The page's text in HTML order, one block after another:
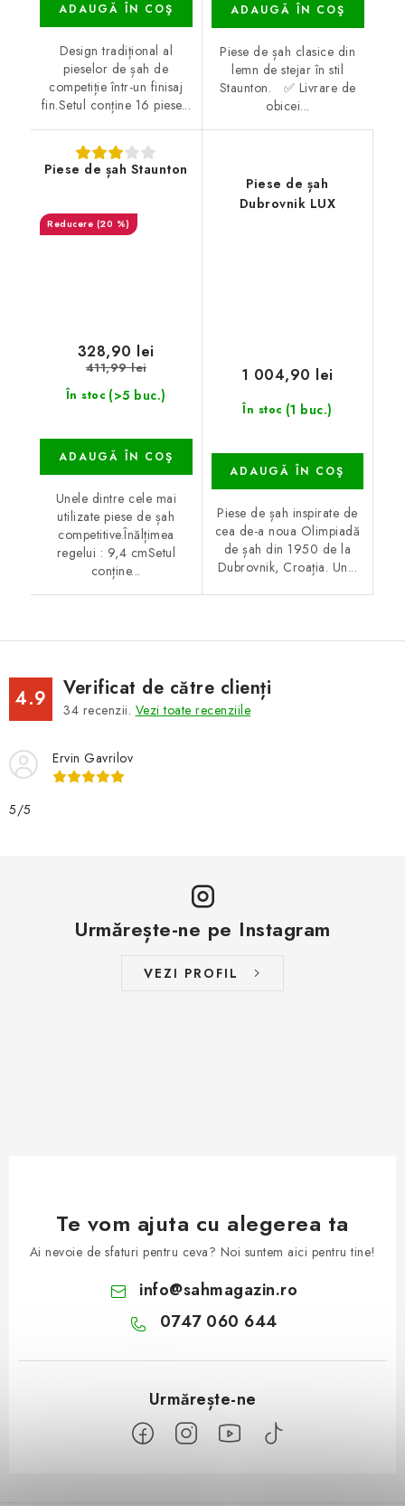
ADAUGĂ ÎN COŞ
Design tradițional al
pieselor de șah de
competiție într-un finisaj
fin.Setul conține 16 piese...
ADAUGĂ ÎN COŞ
Piese de șah clasice din
lemn de stejar în stil
Staunton. ✅ Livrare de
obicei...
Piese de șah Staunton
(20 %)
În stoc (>5 buc.)
328,90 lei
411,99 lei
ADAUGĂ ÎN COŞ
Unele dintre cele mai
utilizate piese de șah
competitive.Înălțimea
regelui : 9,4 cmSetul
conține...
Piese de șah
Dubrovnik LUX
În stoc (1 buc.)
1 004,90 lei
ADAUGĂ ÎN COŞ
Piese de șah inspirate de
cea de-a noua Olimpiadă
de șah din 1950 de la
Dubrovnik, Croația. Un...
4.9 Verificat de către clienți
34 recenzii. Vezi toate recenziile
Ervin Gavrilov
5/5
Urmărește-ne pe Instagram
VEZI PROFIL
Te vom ajuta cu alegerea ta
Ai nevoie de sfaturi pentru ceva? Noi suntem aici pentru tine!
info@sahmagazin.ro
0747 060 644